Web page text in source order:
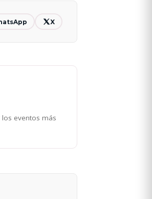
X
los eventos más